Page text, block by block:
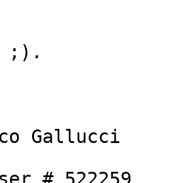
;).
Gallucci